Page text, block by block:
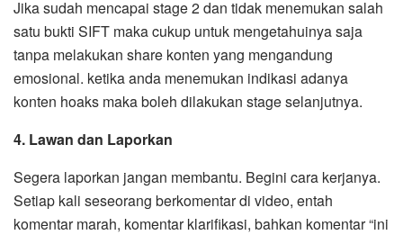
Jika sudah mencapai stage 2 dan tidak menemukan salah
satu bukti SIFT maka cukup untuk mengetahuinya saja
tanpa melakukan share konten yang mengandung
emosional. ketika anda menemukan indikasi adanya
konten hoaks maka boleh dilakukan stage selanjutnya.
4. Lawan dan Laporkan
Segera laporkan jangan membantu. Begini cara kerjanya.
Setiap kali seseorang berkomentar di video, entah
komentar marah, komentar klarifikasi, bahkan komentar “ini